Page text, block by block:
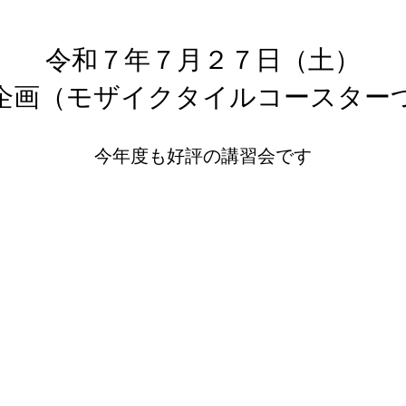
令和７年７月２７日（土）
画（モザイクタイルコースター
​今年度も好評の講習会です